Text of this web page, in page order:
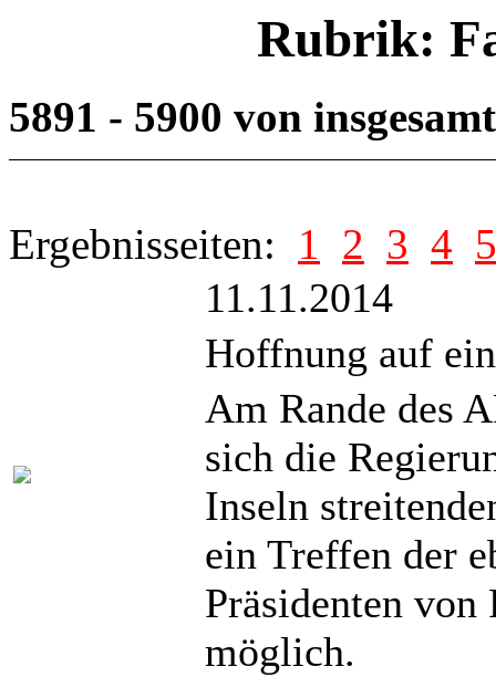
Rubrik:
5891 - 5900 von
Ergebnisseiten: 1 2 3 4 5
11.11.2014
Hoffnung auf
Am Rande des
sich die
Inseln
ein Treffen der
Präsidenten
möglich.